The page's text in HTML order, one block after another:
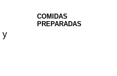
COMIDAS
PREPARADAS
y